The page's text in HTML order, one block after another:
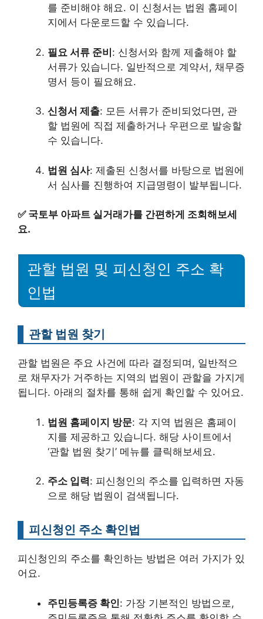
를 준비해야 해요. 이 신청서는 법원 홈페이
지에서 다운로드할 수 있습니다.
필요 서류 준비: 신청서와 함께 제출해야 할
서류가 있습니다. 일반적으로 계약서, 채무증
명서 등이 필요해요.
신청서 제출: 모든 서류가 준비되었다면, 관
할 법원에 직접 제출하거나 우편으로 발송할
수 있습니다.
법원 심사: 제출된 신청서를 바탕으로 법원에
서 심사를 진행하여 지급명령이 발부됩니다.
✅ 국토부 아파트 실거래가를 간편하게 조회해보세
요.
관할 법원 및 피신청인 주소 확
인법
관할 법원 찾기
관할 법원은 주요 사건에 따라 결정되며, 일반적으
로 채무자가 거주하는 지역의 법원이 관할을 가지게
됩니다. 아래의 절차를 통해 쉽게 확인할 수 있어요.
법원 홈페이지 방문: 각 지역 법원은 홈페이
지를 제공하고 있습니다. 해당 사이트에서
‘관할 법원 찾기’ 메뉴를 클릭해보세요.
주소 입력: 피신청인의 주소를 입력하면 자동
으로 해당 법원이 검색됩니다.
피신청인 주소 확인법
피신청인의 주소를 확인하는 방법은 여러 가지가 있
어요.
주민등록증 확인: 가장 기본적인 방법으로,